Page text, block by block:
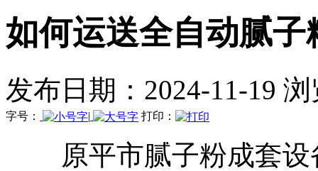
如何运送全自动腻子
发布日期：2024-11-19
字号： | 打印：
原平市腻子粉成套设